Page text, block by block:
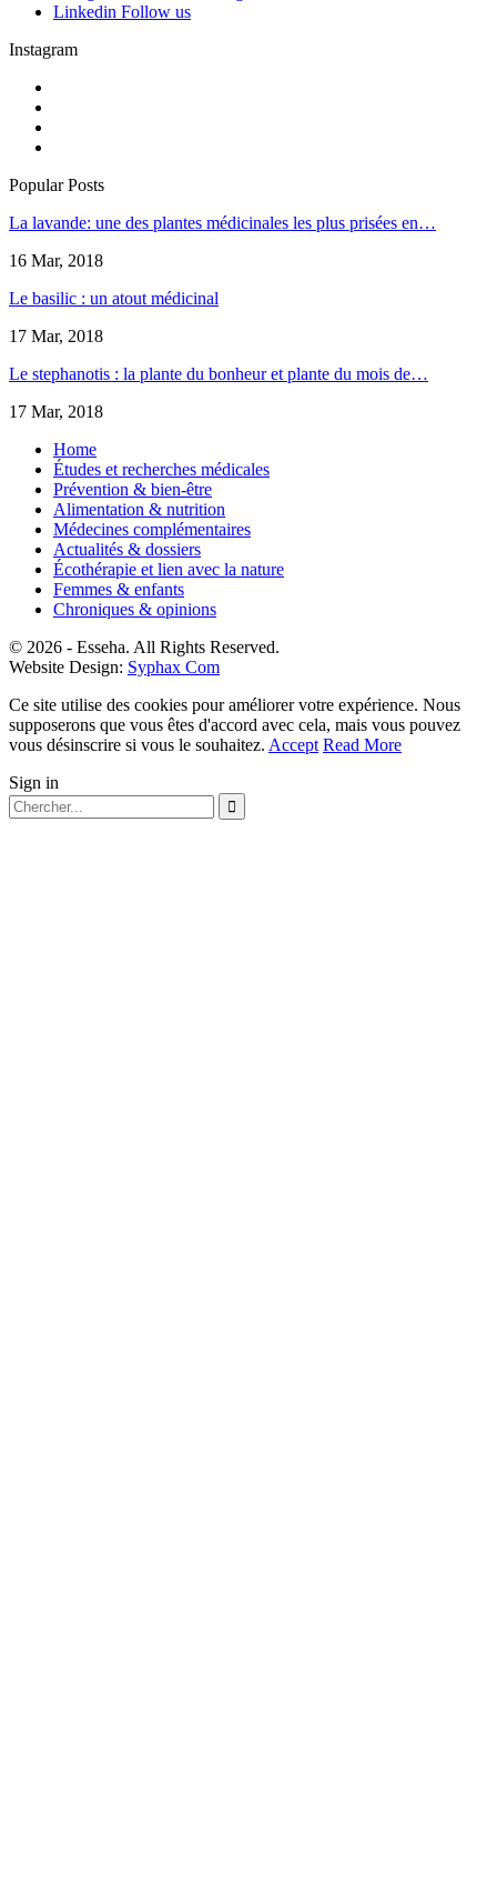
Linkedin Follow us
Instagram
Popular Posts
La lavande: une des plantes médicinales les plus prisées en…
16 Mar, 2018
Le basilic : un atout médicinal
17 Mar, 2018
Le stephanotis : la plante du bonheur et plante du mois de…
17 Mar, 2018
Home
Études et recherches médicales
Prévention & bien-être
Alimentation & nutrition
Médecines complémentaires
Actualités & dossiers
Écothérapie et lien avec la nature
Femmes & enfants
Chroniques & opinions
© 2026 - Esseha. All Rights Reserved.
Website Design: Syphax Com
Ce site utilise des cookies pour améliorer votre expérience. Nous
supposerons que vous êtes d'accord avec cela, mais vous pouvez
vous désinscrire si vous le souhaitez. Accept Read More
Sign in